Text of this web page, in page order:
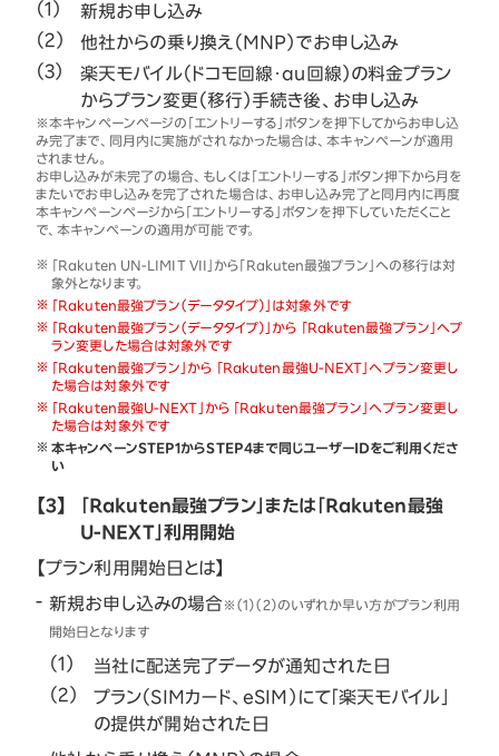
新規お申し込み
他社からの乗り換え（MNP）でお申し込み
楽天モバイル（ドコモ回線・au回線）の料金プラン
からプラン変更（移行）手続き後、お申し込み
※本キャンペーンページの「エントリーする」ボタンを押下してからお申し込
み完了まで、同月内に実施がされなかった場合は、本キャンペーンが適用
されません。
お申し込みが未完了の場合、もしくは「エントリーする」ボタン押下から月を
またいでお申し込みを完了された場合は、お申し込み完了と同月内に再度
本キャンペーンページから「エントリーする」ボタンを押下していただくこと
で、本キャンペーンの適用が可能です。
「Rakuten UN-LIMIT VII」から「Rakuten最強プラン」への移行は対
象外となります。
「Rakuten最強プラン（データタイプ）」は対象外です
「Rakuten最強プラン（データタイプ）」から 「Rakuten最強プラン」へプ
ラン変更した場合は対象外です
「Rakuten最強プラン」から 「Rakuten最強U-NEXT」へプラン変更し
た場合は対象外です
「Rakuten最強U-NEXT」から 「Rakuten最強プラン」へプラン変更し
た場合は対象外です
本キャンペーンSTEP1からSTEP4まで同じユーザーIDをご利用くださ
い
【3】
「Rakuten最強プラン」または「Rakuten最強
U-NEXT」利用開始
【プラン利用開始日とは】
新規お申し込みの場合 ※（1）（2）のいずれか早い方がプラン利用
開始日となります
当社に配送完了データが通知された日
プラン（SIMカード、eSIM）にて「楽天モバイル」
の提供が開始された日